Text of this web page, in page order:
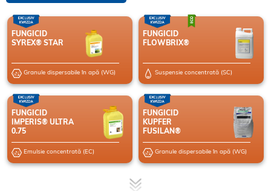
FUNGICID
SYREX® STAR
Granule dispersabile în apă (WG)
FUNGICID
FLOWBRIX®
Suspensie concentrată (SC)
FUNGICID
IMPERIS® ULTRA
0.75
Emulsie concentrată (EC)
FUNGICID
KUPFER
FUSILAN®
Granule dispersabile în apă (WG)